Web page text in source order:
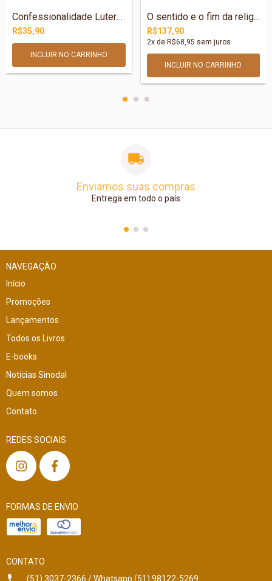
Confessionalidade Luterana
R$35,90
O sentido e o fim da religião
R$137,90
2x de R$68,95 sem juros
Enviamos suas compras
Entrega em todo o país
NAVEGAÇÃO
Início
Promoções
Lançamentos
Todos os Livros
E-books
Notícias Sinodal
Quem somos
Contato
REDES SOCIAIS
FORMAS DE ENVIO
CONTATO
(51) 3037-2366 / Whatsapp (51) 98122-5269